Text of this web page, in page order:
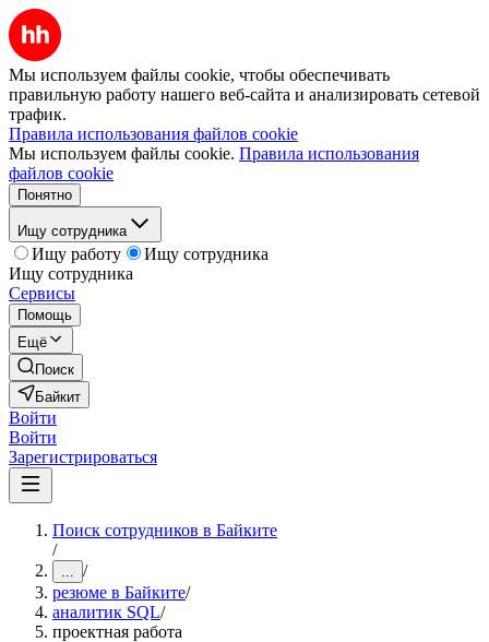
Мы используем файлы cookie, чтобы обеспечивать
правильную работу нашего веб-сайта и анализировать сетевой
трафик.
Правила использования файлов cookie
Мы используем файлы cookie. Правила использования
файлов cookie
Понятно
Ищу сотрудника
Ищу работу
Ищу сотрудника
Ищу сотрудника
Сервисы
Помощь
Ещё
Поиск
Байкит
Войти
Войти
Зарегистрироваться
Поиск сотрудников в Байките
/
... /
резюме в Байките/
аналитик SQL/
проектная работа